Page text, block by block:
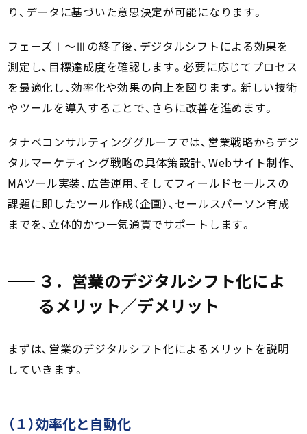
り、データに基づいた意思決定が可能になります。
フェーズⅠ～Ⅲの終了後、デジタルシフトによる効果を
測定し、目標達成度を確認します。必要に応じてプロセス
を最適化し、効率化や効果の向上を図ります。新しい技術
やツールを導入することで、さらに改善を進めます。
タナベコンサルティンググループでは、営業戦略からデジ
タルマーケティング戦略の具体策設計、Webサイト制作、
MAツール実装、広告運用、そしてフィールドセールスの
課題に即したツール作成（企画）、セールスパーソン育成
までを、立体的かつ一気通貫でサポートします。
３．営業のデジタルシフト化によ
るメリット／デメリット
まずは、営業のデジタルシフト化によるメリットを説明
していきます。
（１）効率化と自動化